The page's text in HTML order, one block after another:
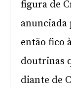
figura de
anunciada
então fico
doutrinas
diante de